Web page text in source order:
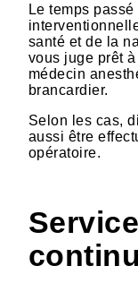
Le temps
santé et de la
vous juge prêt
médecin
brancardier.
Selon les cas,
aussi être
opératoire.